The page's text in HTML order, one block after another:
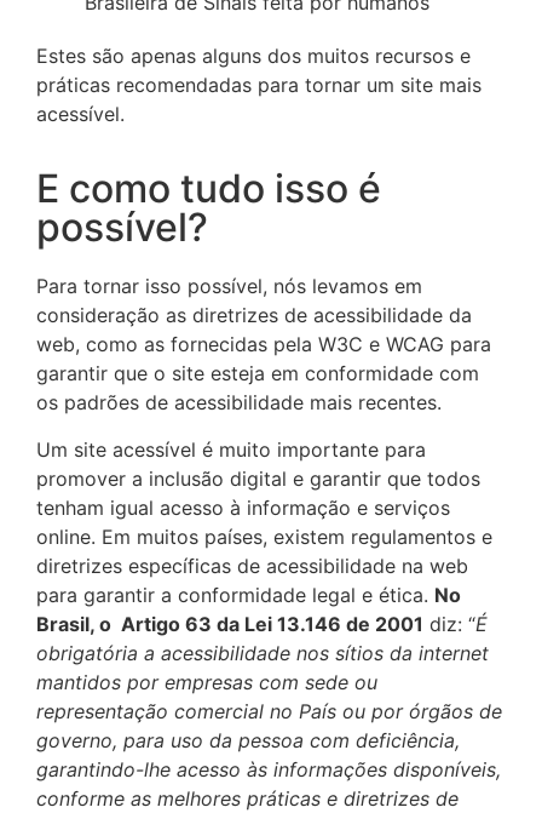
Estes são apenas alguns dos muitos recursos e
práticas recomendadas para tornar um site mais
acessível.
E como tudo isso é
possível?
Para tornar isso possível, nós levamos em
consideração as diretrizes de acessibilidade da
web, como as fornecidas pela W3C e WCAG para
garantir que o site esteja em conformidade com
os padrões de acessibilidade mais recentes.
Um site acessível é muito importante para
promover a inclusão digital e garantir que todos
tenham igual acesso à informação e serviços
online. Em muitos países, existem regulamentos e
diretrizes específicas de acessibilidade na web
para garantir a conformidade legal e ética. No
Brasil, o Artigo 63 da Lei 13.146 de 2001 diz: “É
obrigatória a acessibilidade nos sítios da internet
mantidos por empresas com sede ou
representação comercial no País ou por órgãos de
governo, para uso da pessoa com deficiência,
garantindo-lhe acesso às informações disponíveis,
conforme as melhores práticas e diretrizes de